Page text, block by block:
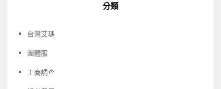
分類
台灣艾瑪
團體服
工商調查